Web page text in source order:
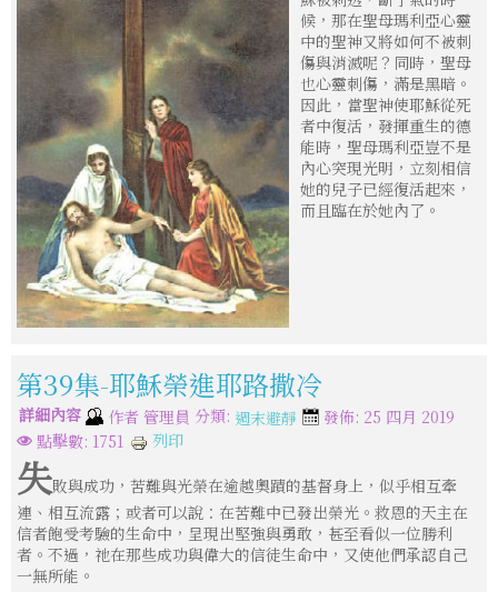
候，那在聖母瑪利亞心靈
中的聖神又將如何不被刺
傷與消滅呢？同時，聖母
也心靈刺傷，滿是黑暗。
因此，當聖神使耶穌從死
者中復活，發揮重生的德
能時，聖母瑪利亞豈不是
內心突現光明，立刻相信
她的兒子已經復活起來，
而且臨在於她內了。
第39集-耶穌榮進耶路撒冷
詳細內容 作者 管理員 分類: 週末避靜
發佈: 25 四月 2019
點擊數: 1751
列印
失敗與成功，苦難與光榮在逾越奧蹟的基督身上，似乎相互牽
連、相互流露；或者可以說：在苦難中已發出榮光。救恩的天主在
信者飽受考驗的生命中，呈現出堅強與勇敢，甚至看似一位勝利
者。不過，祂在那些成功與偉大的信徒生命中，又使他們承認自己
一無所能。